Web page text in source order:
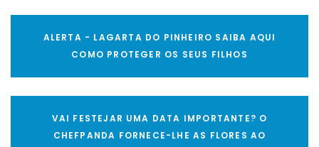
ALERTA - LAGARTA DO PINHEIRO SAIBA AQUI
COMO PROTEGER OS SEUS FILHOS
VAI FESTEJAR UMA DATA IMPORTANTE? O
CHEFPANDA FORNECE-LHE AS FLORES AO